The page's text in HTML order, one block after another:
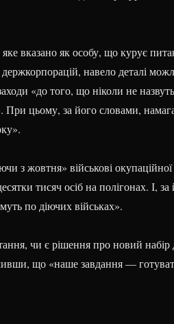
вказано як особу, що курує
навело деталі
«до того, що ніколи не
При цьому, за його словами,
з жовтня» військові
тисяч осіб на полігонах. І,
по діючих військах».
чи є рішення про новий набір
що «наше завдання —